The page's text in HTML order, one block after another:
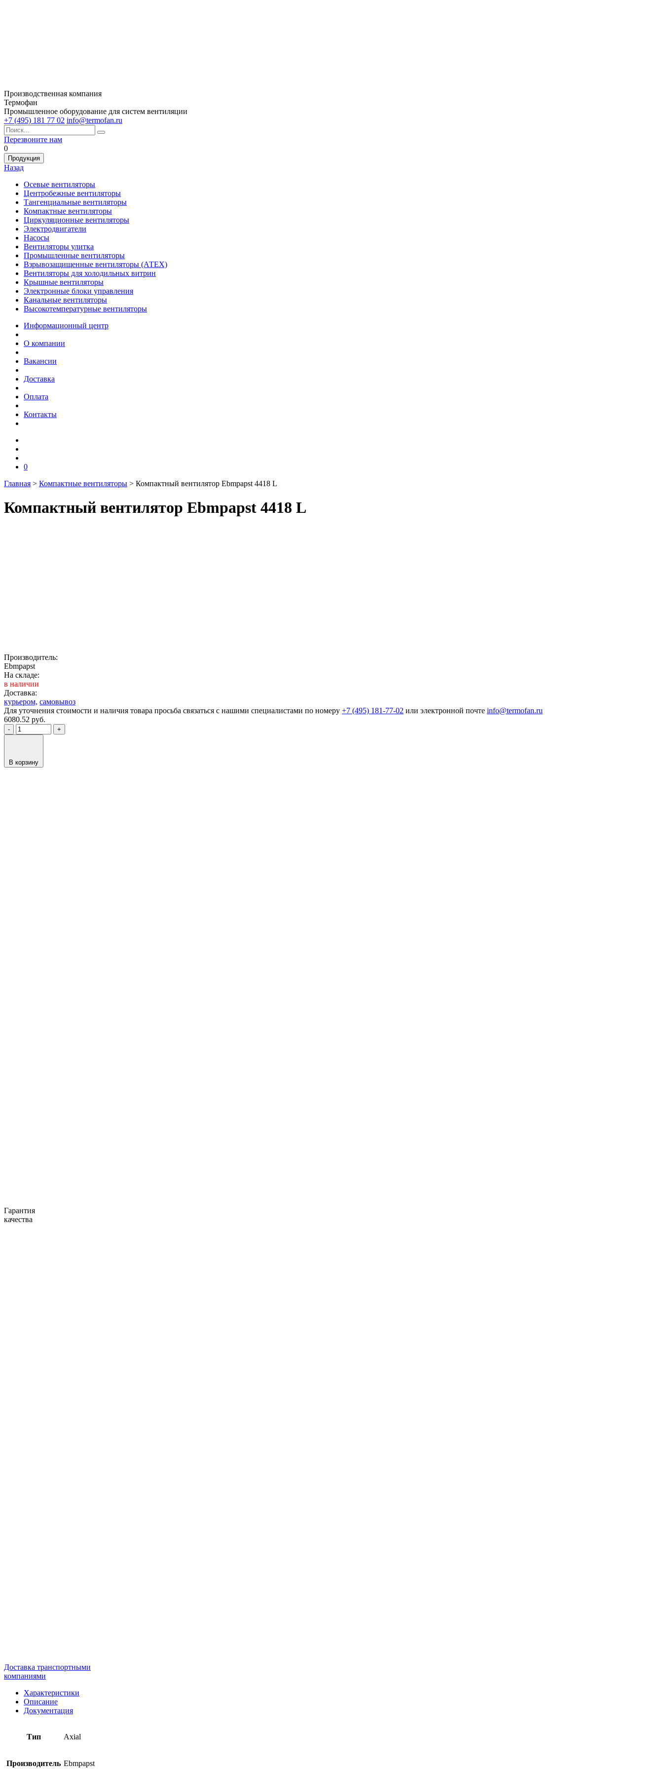
Производственная компания
Термофан
Промышленное оборудование для систем вентиляции
+7 (495) 181 77 02 info@termofan.ru
Перезвоните нам
0
Продукция
Назад
Осевые вентиляторы
Центробежные вентиляторы
Тангенциальные вентиляторы
Компактные вентиляторы
Циркуляционные вентиляторы
Электродвигатели
Насосы
Вентиляторы улитка
Промышленные вентиляторы
Взрывозащищенные вентиляторы (АТЕХ)
Вентиляторы для холодильных витрин
Крышные вентиляторы
Электронные блоки управления
Канальные вентиляторы
Высокотемпературные вентиляторы
Информационный центр
О компании
Вакансии
Доставка
Оплата
Контакты
0
Главная > Компактные вентиляторы > Компактный вентилятор Ebmpapst 4418 L
Компактный вентилятор Ebmpapst 4418 L
Производитель:
Ebmpapst
На складе:
в наличии
Доставка:
курьером, самовывоз
Для уточнения стоимости и наличия товара просьба связаться с нашими специалистами по номеру +7 (495) 181-77-02 или электронной почте info@termofan.ru
6080.52 руб.
- +
В корзину
Гарантия
качества
Доставка транспортными
компаниями
Характеристики
Описание
Документация
Тип Axial
Производитель Ebmpapst